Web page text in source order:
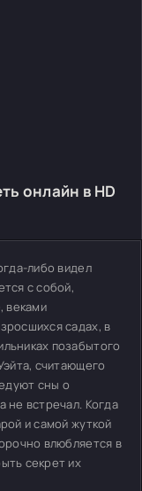
онлайн в HD
либо видел
с собой,
веками
садах, в
позабытого
считающего
сны о
не встречал. Когда
и самой жуткой
влюбляется в
секрет их